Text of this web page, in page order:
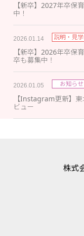
【新卒】2027年卒
中！
2026.01.14 説明・見
【新卒】2026年卒保
卒も募集中！
2026.01.05 お知らせ
【Instagram更新】
ビュー
株式